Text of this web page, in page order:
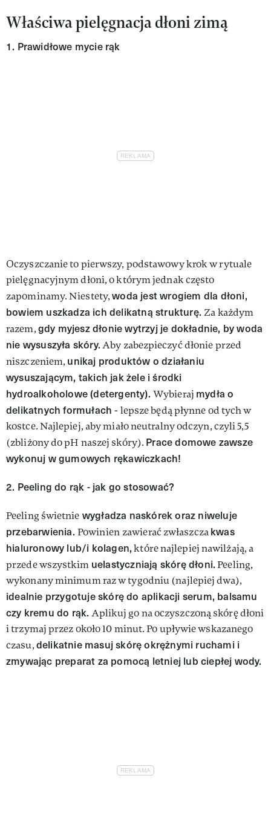
Właściwa pielęgnacja dłoni zimą
1. Prawidłowe mycie rąk
Oczyszczanie to pierwszy, podstawowy krok w rytuale
pielęgnacyjnym dłoni, o którym jednak często
zapominamy. Niestety,woda jest wrogiem dla dłoni,
bowiem uszkadza ich delikatną strukturę.Za każdym
razem,gdy myjesz dłonie wytrzyj je dokładnie, by woda
nie wysuszyła skóry.Aby zabezpieczyć dłonie przed
niszczeniem, unikaj produktów o działaniu
wysuszającym, takich jak żele i środki
hydroalkoholowe (detergenty). Wybieraj mydła o
delikatnych formułach- lepsze będą płynne od tych w
kostce. Najlepiej, aby miało neutralny odczyn, czyli 5,5
(zbliżony do pH naszej skóry). Prace domowe zawsze
wykonuj w gumowych rękawiczkach!
2. Peeling do rąk - jak go stosować?
Peeling świetnie wygładza naskórek oraz niweluje
przebarwienia. Powinien zawierać zwłaszczakwas
hialuronowy lub/i kolagen,które najlepiej nawilżają, a
przede wszystkim uelastyczniają skórę dłoni.Peeling,
wykonany minimum raz w tygodniu (najlepiej dwa),
idealnie przygotuje skórę do aplikacji serum, balsamu
czy kremu do rąk. Aplikuj go na oczyszczoną skórę dłoni
i trzymaj przez około 10 minut. Po upływie wskazanego
czasu,delikatnie masuj skórę okrężnymi ruchami i
zmywając preparat za pomocą letniej lub ciepłej wody.